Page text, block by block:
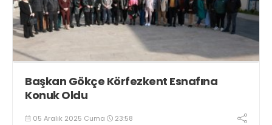
Başkan Gökçe Körfezkent Esnafına
Konuk Oldu
05 Aralık 2025 Cuma 23:58